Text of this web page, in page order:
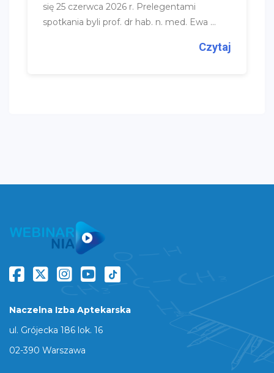
się 25 czerwca 2026 r. Prelegentami
spotkania byli prof. dr hab. n. med. Ewa ...
Czytaj
Naczelna Izba Aptekarska
ul. Grójecka 186 lok. 16
02-390 Warszawa